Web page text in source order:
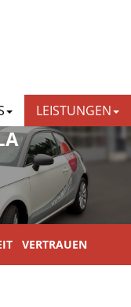
LEISTUNGEN
VERTRAUEN